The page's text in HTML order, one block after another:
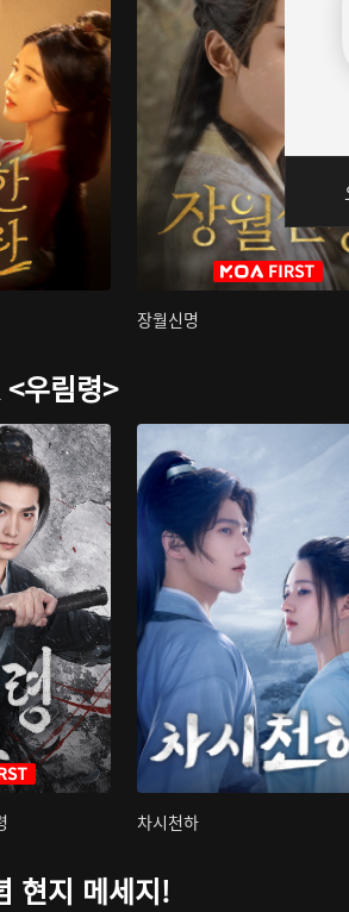
장월신명
우림령>
차시천하
현지 메세지!